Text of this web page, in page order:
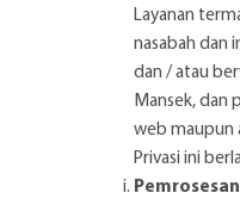
Layanan
nasabah dan
dan / atau
Mansek, dan
web maupun
Privasi ini